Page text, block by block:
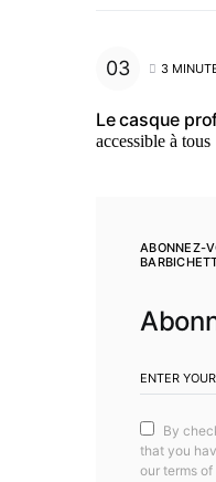
3
Le casque
accessible à tous
ABONNEZ-
By
that you
our terms